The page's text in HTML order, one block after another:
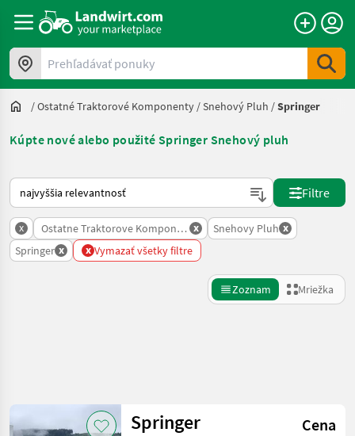
Prehľadávať ponuky
/Ostatné Traktorové Komponenty /Snehový Pluh /Springer
Kúpte nové alebo použité Springer Snehový pluh
Takto sa vykonáva triedenie na Landwirt.com
Filtre
x Ostatne Traktorove Komponenty
x Snehovy Pluh x
Springer x x Vymazať všetky filtre
Zoznam Mriežka
4
Springer
Cena